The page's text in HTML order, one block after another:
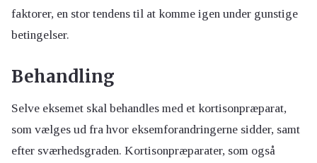
faktorer, en stor tendens til at komme igen under gunstige
betingelser.
Behandling
Selve eksemet skal behandles med et kortisonpræparat,
som vælges ud fra hvor eksemforandringerne sidder, samt
efter sværhedsgraden. Kortisonpræparater, som også